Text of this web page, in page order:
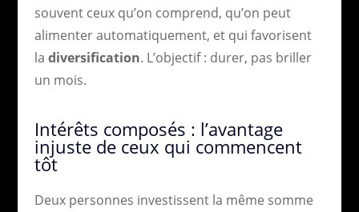
souvent ceux qu’on comprend, qu’on peut
alimenter automatiquement, et qui favorisent
la diversification. L’objectif : durer, pas briller
un mois.
Intérêts composés : l’avantage
injuste de ceux qui commencent
tôt
Deux personnes investissent la même somme